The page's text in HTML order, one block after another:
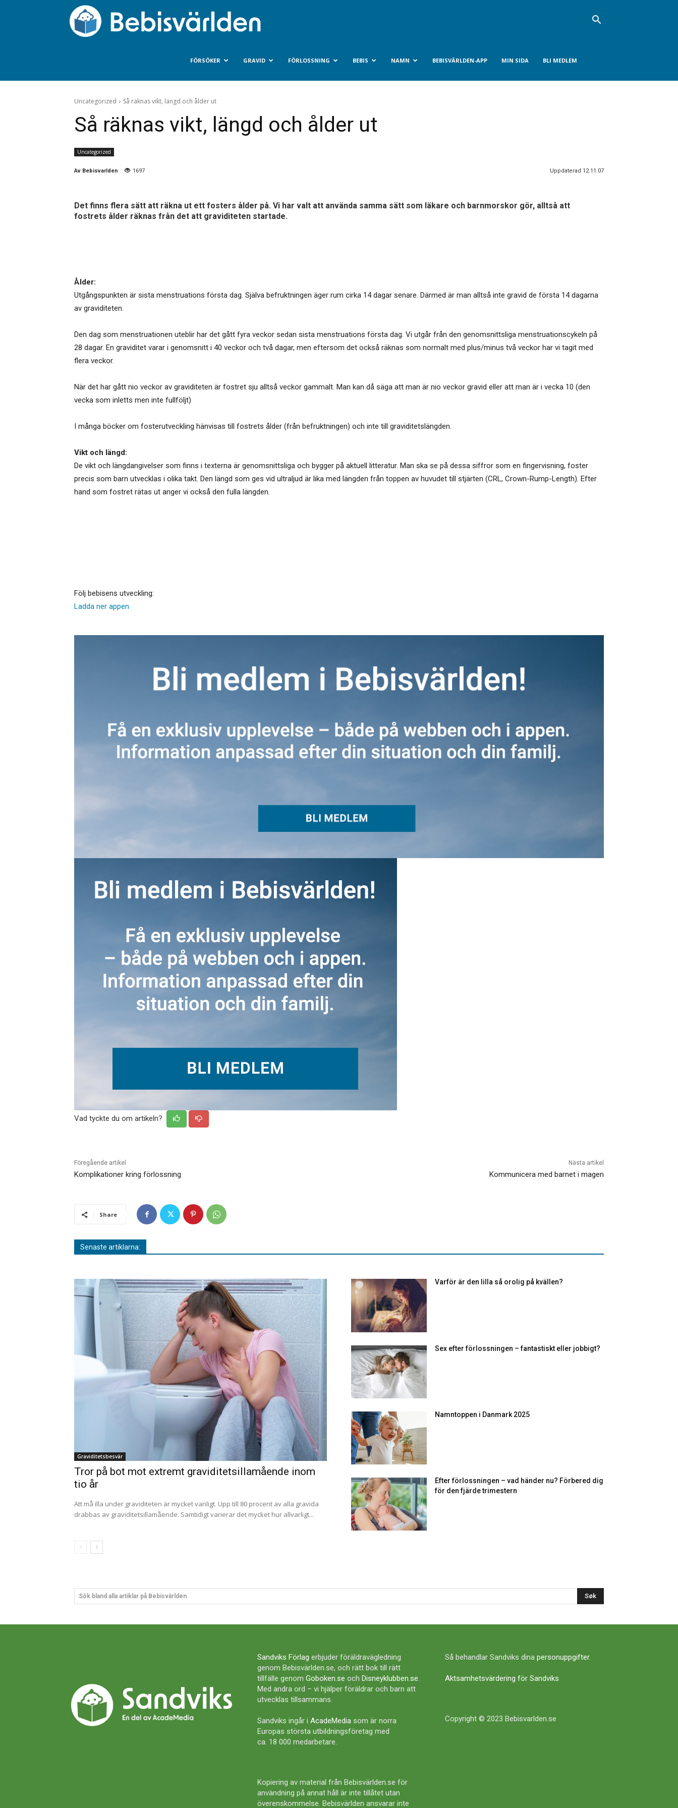
FÖRSÖKER GRAVID FÖRLOSSNING BEBIS NAMN BEBISVÄRLDEN-APP MIN SIDA BLI MEDLEM
Uncategorized Så räknas vikt, längd och ålder ut
Så räknas vikt, längd och ålder ut
Uncategorized
Av Bebisvarlden 1697 Uppdaterad 12.11.07
Det finns flera sätt att räkna ut ett fosters ålder på. Vi har valt att använda samma sätt som läkare och barnmorskor gör, alltså att
fostrets ålder räknas från det att graviditeten startade.
Ålder:
Utgångspunkten är sista menstruations första dag. Själva befruktningen äger rum cirka 14 dagar senare. Därmed är man alltså inte gravid de första 14 dagarna
av graviditeten.
Den dag som menstruationen uteblir har det gått fyra veckor sedan sista menstruations första dag. Vi utgår från den genomsnittsliga menstruationscykeln på
28 dagar. En graviditet varar i genomsnitt i 40 veckor och två dagar, men eftersom det också räknas som normalt med plus/minus två veckor har vi tagit med
flera veckor.
När det har gått nio veckor av graviditeten är fostret sju alltså veckor gammalt. Man kan då säga att man är nio veckor gravid eller att man är i vecka 10 (den
vecka som inletts men inte fullföljt)
I många böcker om fosterutveckling hänvisas till fostrets ålder (från befruktningen) och inte till graviditetslängden.
Vikt och längd:
De vikt och längdangivelser som finns i texterna är genomsnittsliga och bygger på aktuell litteratur. Man ska se på dessa siffror som en fingervisning, foster
precis som barn utvecklas i olika takt. Den längd som ges vid ultraljud är lika med längden från toppen av huvudet till stjärten (CRL, Crown-Rump-Length). Efter
hand som fostret rätas ut anger vi också den fulla längden.
Följ bebisens utveckling:
Ladda ner appen
Vad tyckte du om artikeln?
Föregående artikel
Komplikationer kring förlossning
Nästa artikel
Kommunicera med barnet i magen
Share
Senaste artiklarna:
Graviditetsbesvär
Tror på bot mot extremt graviditetsillamående inom
tio år
Att må illa under graviditeten är mycket vanligt. Upp till 80 procent av alla gravida
drabbas av graviditetsillamående. Samtidigt varierar det mycket hur allvarligt...
Varför är den lilla så orolig på kvällen?
Sex efter förlossningen – fantastiskt eller jobbigt?
Namntoppen i Danmark 2025
Efter förlossningen – vad händer nu? Förbered dig
för den fjärde trimestern
Sök bland alla artiklar på Bebisvärlden Søk
Sandviks Förlag erbjuder föräldravägledning
genom Bebisvärlden.se, och rätt bok till rätt
tillfälle genom Goboken.se och Disneyklubben.se.
Med andra ord – vi hjälper föräldrar och barn att
utvecklas tillsammans.
Sandviks ingår i AcadeMedia som är norra
Europas största utbildningsföretag med
ca. 18 000 medarbetare.
Kopiering av material från Bebisvärlden.se för
användning på annat håll är inte tillåtet utan
överenskommelse. Bebisvärlden ansvarar inte
Så behandlar Sandviks dina personuppgifter.
Aktsamhetsvärdering för Sandviks
Copyright © 2023 Bebisvarlden.se